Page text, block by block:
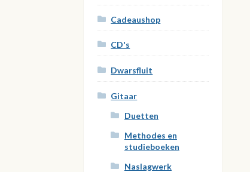
Cadeaushop
CD's
Dwarsfluit
Gitaar
Duetten
Methodes en
studieboeken
Naslagwerk